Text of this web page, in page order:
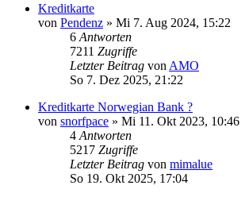
Kreditkarte
von Pendenz » Mi 7. Aug 2024, 15:22
6 Antworten
7211 Zugriffe
Letzter Beitrag von AMO
So 7. Dez 2025, 21:22
Kreditkarte Norwegian Bank ?
von snorfpace » Mi 11. Okt 2023, 10:46
4 Antworten
5217 Zugriffe
Letzter Beitrag von mimalue
So 19. Okt 2025, 17:04